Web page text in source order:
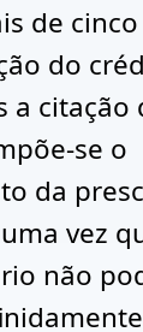
de
do
citação
se o
da
vez
não